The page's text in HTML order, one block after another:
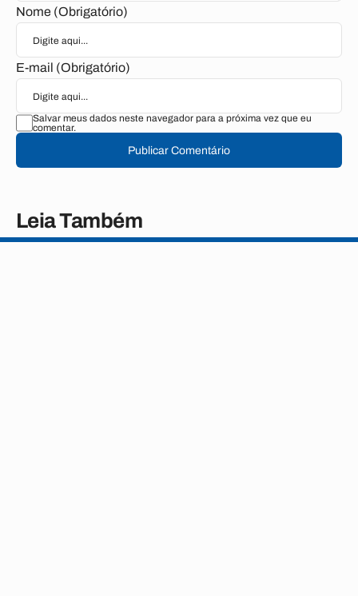
Nome (Obrigatório)
E-mail (Obrigatório)
Salvar meus dados neste navegador para a próxima vez que eu
comentar.
Publicar Comentário
Leia Também